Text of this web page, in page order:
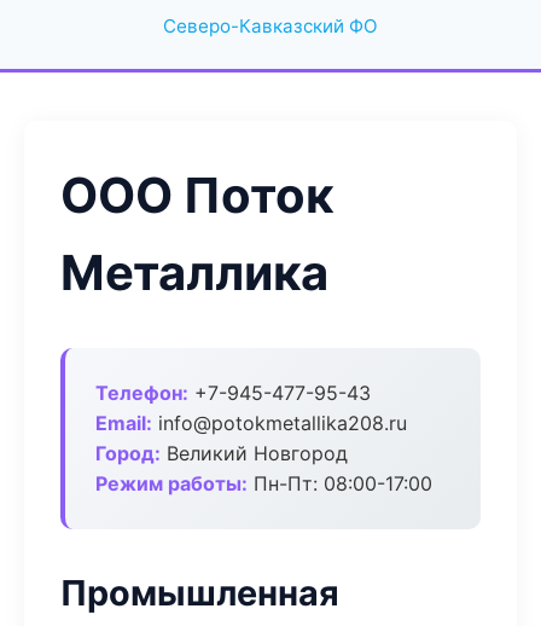
Северо-Кавказский ФО
ООО Поток
Металлика
Телефон: +7-945-477-95-43
Email: info@potokmetallika208.ru
Город: Великий Новгород
Режим работы: Пн-Пт: 08:00-17:00
Промышленная